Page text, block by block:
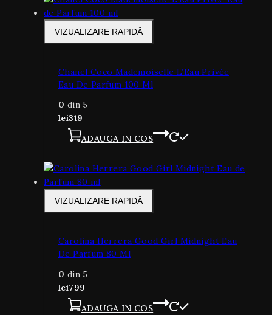
VIZUALIZARE RAPIDĂ
Chanel Coco Mademoiselle L’Eau Privée
Eau De Parfum 100 Ml
0 din 5
lei319
ADAUGA IN COS
VIZUALIZARE RAPIDĂ
Carolina Herrera Good Girl Midnight Eau
De Parfum 80 Ml
0 din 5
lei799
ADAUGA IN COS